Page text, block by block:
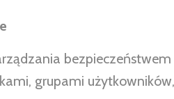
grupami